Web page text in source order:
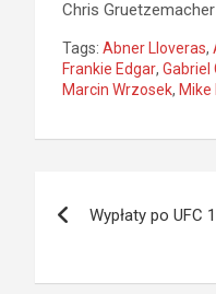
Chris
Tags: Abner Lloveras,
Frankie Edgar, Gabriel
Marcin Wrzosek, Mike
wpisu
Wypłaty po UFC